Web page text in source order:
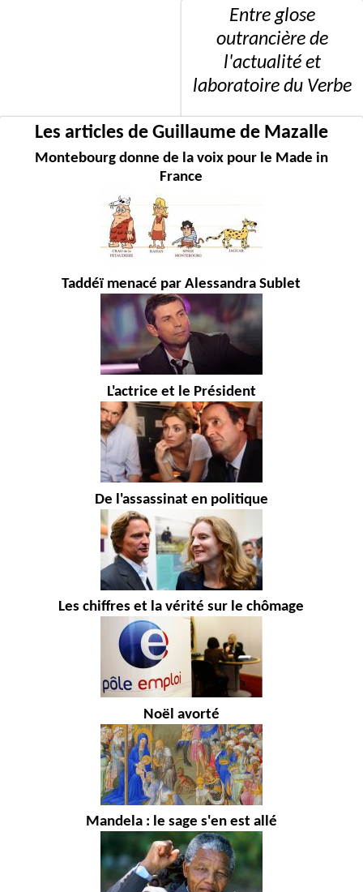
Entre glose
outrancière de
l'actualité et
laboratoire du Verbe
Les articles de Guillaume de Mazalle
Montebourg donne de la voix pour le Made in
France
Taddéï menacé par Alessandra Sublet
L'actrice et le Président
De l'assassinat en politique
Les chiffres et la vérité sur le chômage
Noël avorté
Mandela : le sage s'en est allé